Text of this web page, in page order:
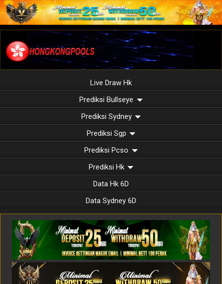
Live Draw Hk
Prediksi Bullseye
Prediksi Sydney
Prediksi Sgp
Prediksi Pcso
Prediksi Hk
Data Hk 6D
Data Sydney 6D